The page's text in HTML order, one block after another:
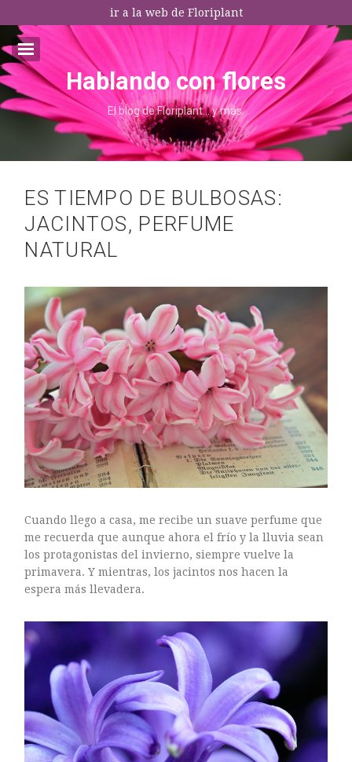
ir a la web de Floriplant
I agree terms and conditions.*
Email:*
* This field is required
ARTE FLORAL
BLOGS
Bodas
CULTIVOS
DECORACION
EXPOSICIONES
flores
FOTOGRAFIA
INSTAGRAM
JARDINES
LOS PINTORES Y LAS FLORES
MAESTROS FLORISTAS
MARKETING
PLANTAS
ramos de novia
Sin categoría
Hablando con flores
El blog de Floriplant… y más.
ES TIEMPO DE BULBOSAS:
JACINTOS, PERFUME
NATURAL
Cuando llego a casa, me recibe un suave perfume que
me recuerda que aunque ahora el frío y la lluvia sean
los protagonistas del invierno, siempre vuelve la
primavera. Y mientras, los jacintos nos hacen la
espera más llevadera.